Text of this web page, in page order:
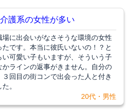
護系の女性が多い
場に出会いがなさそうな環境の女性
たです。本当に彼氏いないの！？と
い可愛い子もいますが、そういう子
かラインの返事がきません。自分の
３回目の街コンで出会った人と付き
。
20代・男性